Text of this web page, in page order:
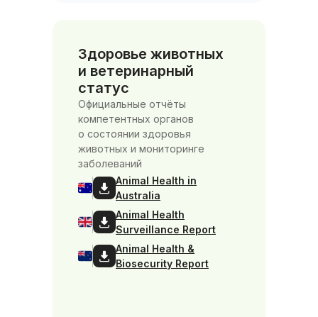
Здоровье животных
и ветеринарный
статус
Официальные отчёты
компетентных органов
о состоянии здоровья
животных и мониторинге
заболеваний
Animal Health in
Australia
Animal Health
Surveillance Report
Animal Health &
Biosecurity Report